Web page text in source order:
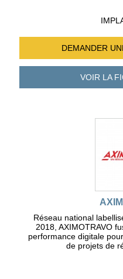
DEMANDER
VOIR LA
Réseau national
2018, AXIMOTRAVO
performance digitale
de projets de